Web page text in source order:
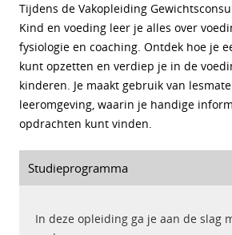
Tijdens de Vakopleiding
Kind en voeding leer je alles over
fysiologie en coaching. Ontdek hoe je
kunt opzetten en verdiep je in de
kinderen. Je maakt gebruik van
leeromgeving, waarin je handige
opdrachten kunt vinden.
Studieprogramma
In deze opleiding ga je aan de slag